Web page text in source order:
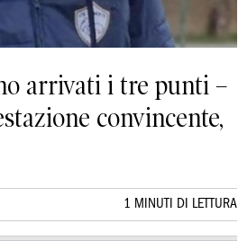
arrivati i tre punti –
convincente,
1 MINUTI DI LETTURA